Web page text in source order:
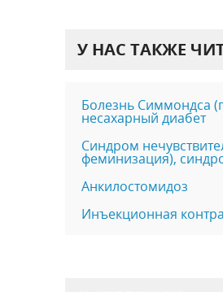
У НАС ТАКЖЕ
Болезнь Симмондса
несахарный диабет
Синдром
феминизация),
Анкилостомидоз
Инъекционная